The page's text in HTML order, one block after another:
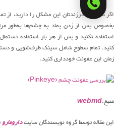
اگر شما و یا فرزندتان این مشکل را دارید،
بخصوص پس از زدن پماد به چشم‌ها به‌طور
استفاده نکنید و پس از هر بار استفاده
کنید. تمام سطوح شامل سینک ظرف‌شویی و
زمان این عفونت خودداری کنید.
منبع:webmd
این مقاله توسط گروه نویسندگان سایتدارومارو